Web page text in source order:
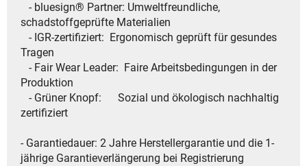
- bluesign® Partner: Umweltfreundliche,
schadstoffgeprüfte Materialien
- IGR-zertifiziert: Ergonomisch geprüft für gesundes
Tragen
- Fair Wear Leader: Faire Arbeitsbedingungen in der
Produktion
- Grüner Knopf: Sozial und ökologisch nachhaltig
zertifiziert
- Garantiedauer: 2 Jahre Herstellergarantie und die 1-
jährige Garantieverlängerung bei Registrierung